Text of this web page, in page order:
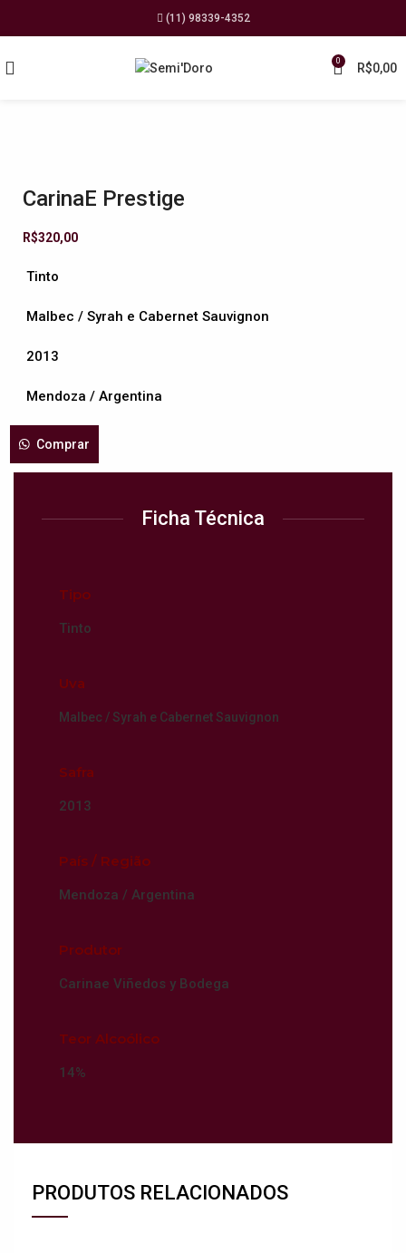
(11) 98339-4352
0 R$0,00
CarinaE Prestige
R$320,00
Tinto
Malbec / Syrah e Cabernet Sauvignon
2013
Mendoza / Argentina
Comprar
Ficha Técnica
Tipo
Tinto
Uva
Malbec / Syrah e Cabernet Sauvignon
Safra
2013
País / Região
Mendoza / Argentina
Produtor
Carinae Viñedos y Bodega
Teor Alcoólico
14%
PRODUTOS RELACIONADOS